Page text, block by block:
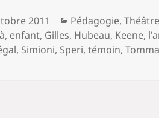
2011 Catégories
Pédagogie,Théâtre
, enfant, Gilles, Hubeau, Keene,
, Simioni, Speri,témoin,